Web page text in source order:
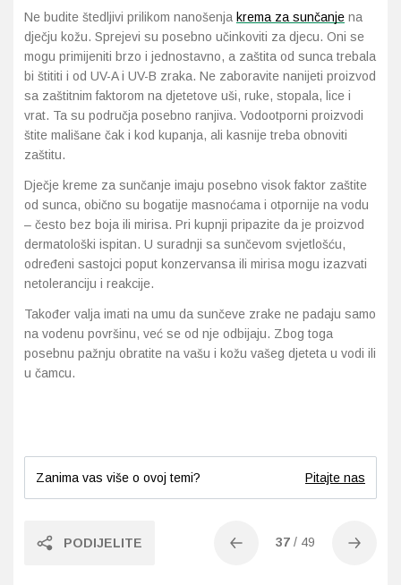
Ne budite štedljivi prilikom nanošenja krema za sunčanje na
dječju kožu. Sprejevi su posebno učinkoviti za djecu. Oni se
mogu primijeniti brzo i jednostavno, a zaštita od sunca trebala
bi štititi i od UV-A i UV-B zraka. Ne zaboravite nanijeti proizvod
sa zaštitnim faktorom na djetetove uši, ruke, stopala, lice i
vrat. Ta su područja posebno ranjiva. Vodootporni proizvodi
štite mališane čak i kod kupanja, ali kasnije treba obnoviti
zaštitu.
Dječje kreme za sunčanje imaju posebno visok faktor zaštite
od sunca, obično su bogatije masnoćama i otpornije na vodu
– često bez boja ili mirisa. Pri kupnji pripazite da je proizvod
dermatološki ispitan. U suradnji sa sunčevom svjetlošću,
određeni sastojci poput konzervansa ili mirisa mogu izazvati
netoleranciju i reakcije.
Također valja imati na umu da sunčeve zrake ne padaju samo
na vodenu površinu, već se od nje odbijaju. Zbog toga
posebnu pažnju obratite na vašu i kožu vašeg djeteta u vodi ili
u čamcu.
Zanima vas više o ovoj temi? Pitajte nas
PODIJELITE 37 / 49